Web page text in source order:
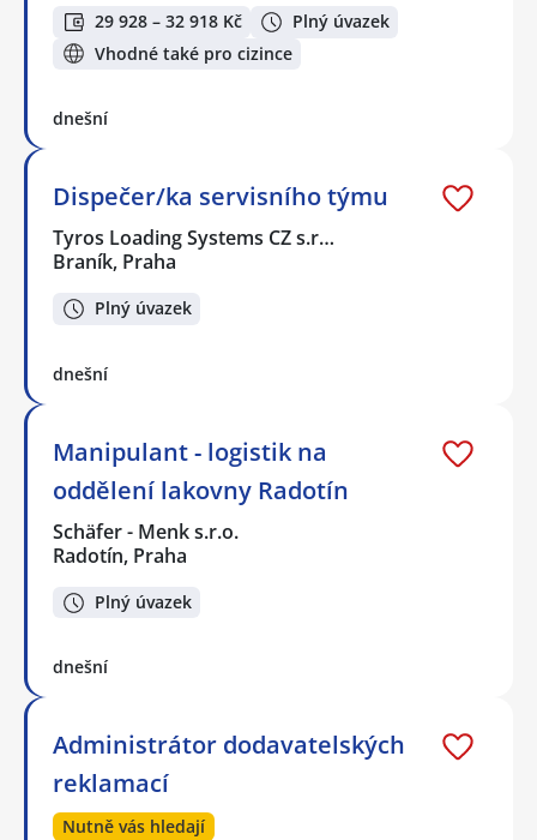
29 928 – 32 918 Kč
Plný úvazek
Vhodné také pro cizince
dnešní
Dispečer/ka servisního týmu
Tyros Loading Systems CZ s.r…
Braník, Praha
Plný úvazek
dnešní
Manipulant - logistik na
oddělení lakovny Radotín
Schäfer - Menk s.r.o.
Radotín, Praha
Plný úvazek
dnešní
Administrátor dodavatelských
reklamací
Nutně vás hledají